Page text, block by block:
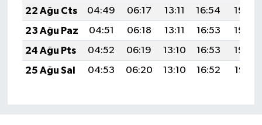
22 Ağu Cts
04:49 06:17 13:11 16:54
19:55
23 Ağu Paz
04:51 06:18 13:11 16:53
19:53
24 Ağu Pts
04:52 06:19 13:10 16:53
19:52
25 Ağu Sal
04:53 06:20 13:10 16:52 19:51